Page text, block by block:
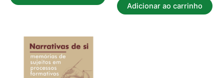
Adicionar ao carrinho